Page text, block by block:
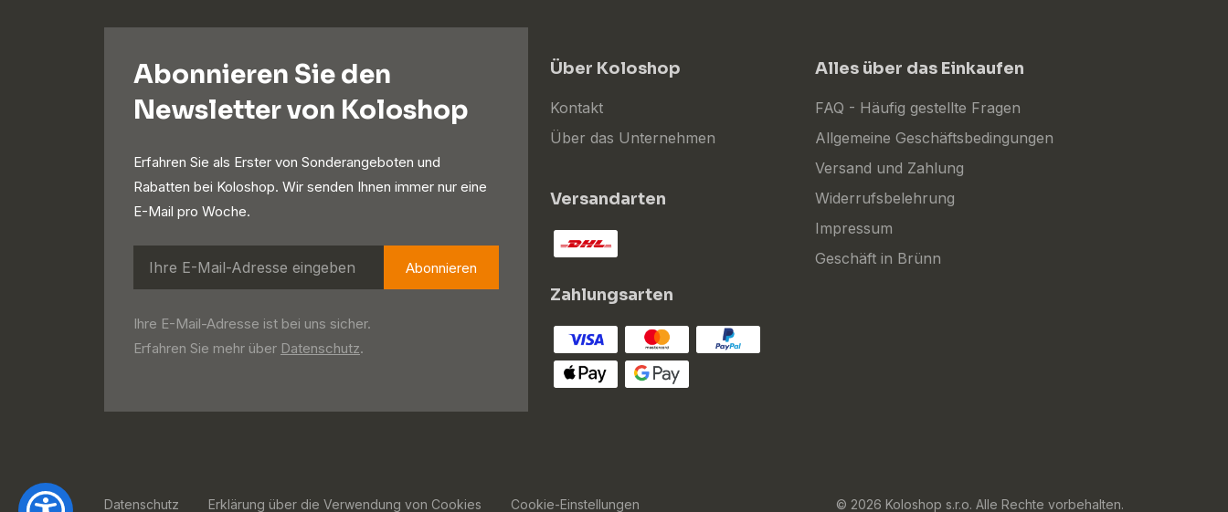
Abonnieren Sie den
Newsletter von Koloshop
Erfahren Sie als Erster von Sonderangeboten und
Rabatten bei Koloshop. Wir senden Ihnen immer nur eine
E-Mail pro Woche.
Abonnieren
Ihre E-Mail-Adresse ist bei uns sicher.
Erfahren Sie mehr über Datenschutz.
Über Koloshop
Kontakt
Über das Unternehmen
Versandarten
Zahlungsarten
Alles über das Einkaufen
FAQ - Häufig gestellte Fragen
Allgemeine Geschäftsbedingungen
Versand und Zahlung
Widerrufsbelehrung
Impressum
Geschäft in Brünn
Datenschutz Erklärung über die Verwendung von Cookies Cookie-Einstellungen © 2026 Koloshop s.r.o. Alle Rechte vorbehalten.